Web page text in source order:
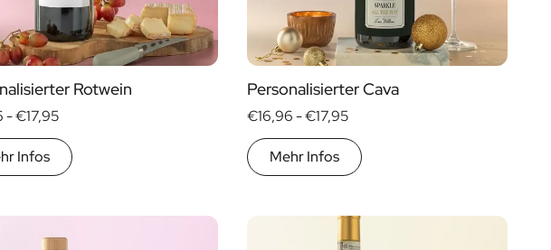
Rotwein
-€17,95
Infos
Personalisierter Cava
€16,96 -€17,95
Mehr Infos